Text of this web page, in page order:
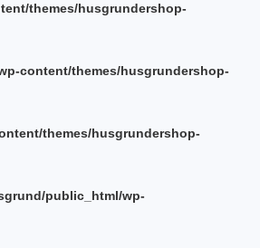
themes/husgrundershop-
content/themes/husgrundershop-
themes/husgrundershop-
public_html/wp-